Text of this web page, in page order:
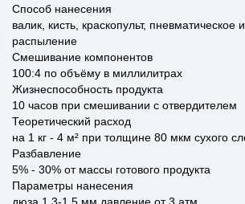
Способ нанесения
валик, кисть, краскопульт, пневматическое
распыление
Смешивание компонентов
100:4 по объёму в миллилитрах
Жизнеспособность продукта
10 часов при смешивании с отвердителем
Теоретический расход
на 1 кг - 4 м² при толщине 80 мкм сухого
Разбавление
5% - 30% от массы готового продукта
Параметры нанесения